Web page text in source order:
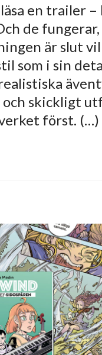
en trailer
de
är slut
som i sin
skickligt
först. (…)